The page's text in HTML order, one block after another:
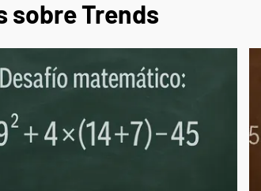
sobre Trends